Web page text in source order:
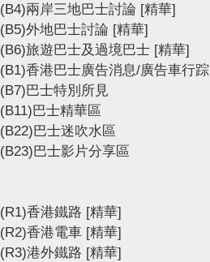
(B4)兩岸三地巴士討論 [精華]
(B5)外地巴士討論 [精華]
(B6)旅遊巴士及過境巴士 [精華]
(B1)香港巴士廣告消息/廣告車行踪
(B7)巴士特別所見
(B11)巴士精華區
(B22)巴士迷吹水區
(B23)巴士影片分享區
(R1)香港鐵路 [精華]
(R2)香港電車 [精華]
(R3)港外鐵路 [精華]